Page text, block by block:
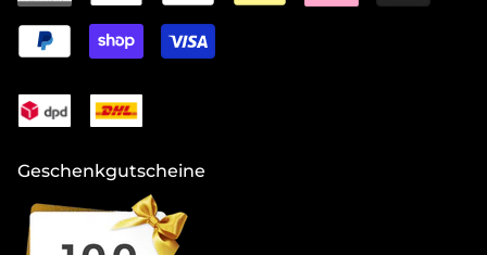
Geschenkgutscheine